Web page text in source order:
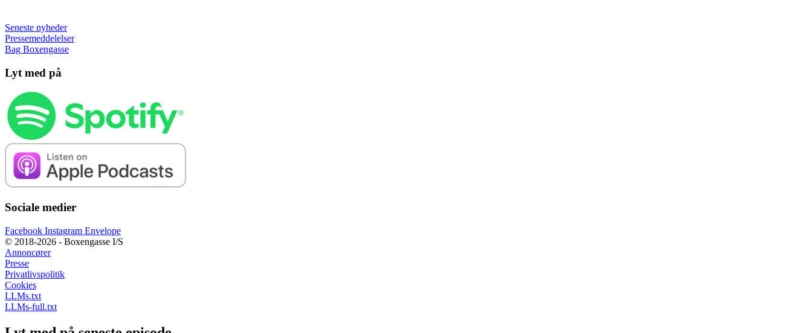
Seneste nyheder
Pressemeddelelser
Bag Boxengasse
Lyt med på
Sociale medier
Facebook Instagram Envelope
© 2018-2026 - Boxengasse I/S
Annoncører
Presse
Privatlivspolitik
Cookies
LLMs.txt
LLMs-full.txt